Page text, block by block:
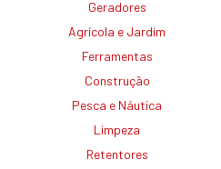
Geradores
Agrícola e Jardim
Ferramentas
Construção
Pesca e Náutica
Limpeza
Retentores